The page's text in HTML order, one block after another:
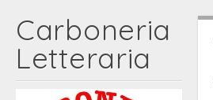
Carboneria
Letteraria